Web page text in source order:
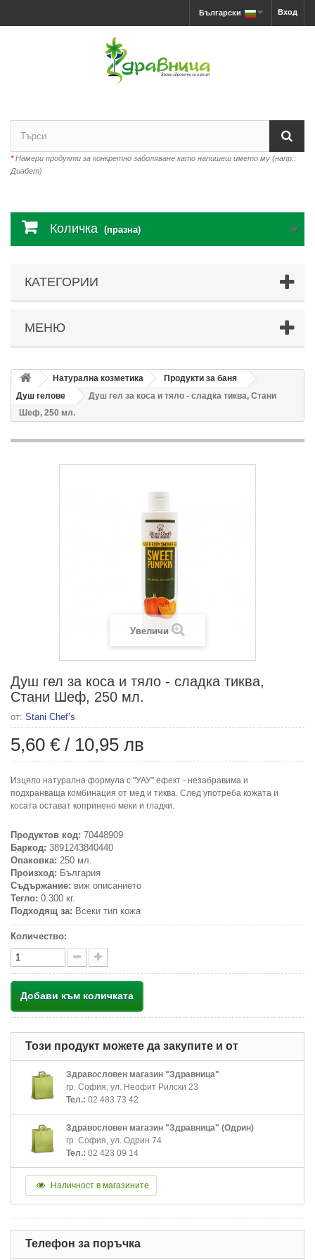
Вход
Български
*Намери продукти за конкретно заболяване като напишеш името му (напр.:
Диабет)
Количка (празна)
КАТЕГОРИИ
МЕНЮ
Натурална козметика
Продукти за баня
Душ гелове
Душ гел за коса и тяло - сладка тиква, Стани
Шеф, 250 мл.
Увеличи
Душ гел за коса и тяло - сладка тиква,
Стани Шеф, 250 мл.
от: Stani Chef’s
5,60 € / 10,95 лв
Изцяло натурална формула с "УАУ" ефект - незабравима и
подхранваща комбинация от мед и тиква. След употреба кожата и
косата остават копринено меки и гладки.
Продуктов код: 70448909
Баркод: 3891243840440
Опаковка: 250 мл.
Произход: България
Съдържание: виж описанието
Тегло: 0.300 кг.
Подходящ за: Всеки тип кожа
Количество:
Добави към количката
Този продукт можете да закупите и от
Здравословен магазин "Здравница"
гр. София, ул. Неофит Рилски 23
Тел.: 02 483 73 42
Здравословен магазин "Здравница" (Одрин)
гр. София, ул. Одрин 74
Тел.: 02 423 09 14
Наличност в магазините
Телефон за поръчка